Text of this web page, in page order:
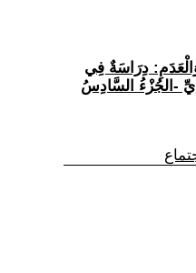
وَالْعَدَمِ: دِرَاسَةٌ فِي
-الجُزْءُ السَّادِسُ